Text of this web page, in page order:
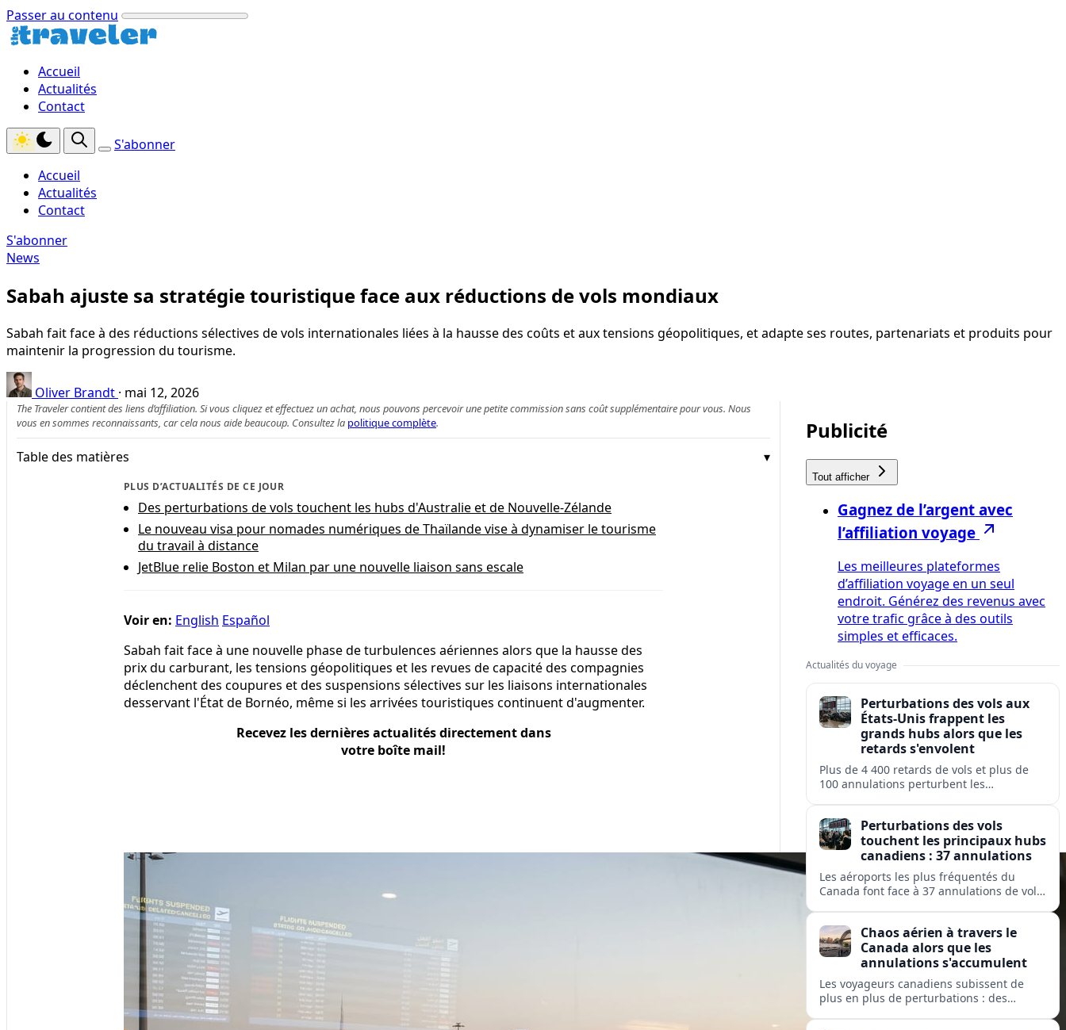
Passer au contenu
Accueil
Actualités
Contact
S'abonner
Accueil
Actualités
Contact
S'abonner
News
Sabah ajuste sa stratégie touristique face aux réductions de vols mondiaux
Sabah fait face à des réductions sélectives de vols internationales liées à la hausse des coûts et aux tensions géopolitiques, et adapte ses routes, partenariats et produits pour
maintenir la progression du tourisme.
Oliver Brandt · mai 12, 2026
The Traveler contient des liens d’affiliation. Si vous cliquez et effectuez un achat, nous pouvons percevoir une petite commission sans coût supplémentaire pour vous. Nous
vous en sommes reconnaissants, car cela nous aide beaucoup. Consultez la politique complète.
Table des matières
PLUS D’ACTUALITÉS DE CE JOUR
Des perturbations de vols touchent les hubs d'Australie et de Nouvelle-Zélande
Le nouveau visa pour nomades numériques de Thaïlande vise à dynamiser le tourisme
du travail à distance
JetBlue relie Boston et Milan par une nouvelle liaison sans escale
Voir en: English Español
Sabah fait face à une nouvelle phase de turbulences aériennes alors que la hausse des
prix du carburant, les tensions géopolitiques et les revues de capacité des compagnies
déclenchent des coupures et des suspensions sélectives sur les liaisons internationales
desservant l'État de Bornéo, même si les arrivées touristiques continuent d'augmenter.
Recevez les dernières actualités directement dans
votre boîte mail!
Publicité
Tout afficher
Gagnez de l’argent avec
l’affiliation voyage
Les meilleures plateformes
d’affiliation voyage en un seul
endroit. Générez des revenus avec
votre trafic grâce à des outils
simples et efficaces.
Actualités du voyage
Perturbations des vols aux
États-Unis frappent les
grands hubs alors que les
retards s'envolent
Plus de 4 400 retards de vols et plus de
100 annulations perturbent les
opérations des grandes compagnies
nationales et régionales.
Perturbations des vols
touchent les principaux hubs
canadiens : 37 annulations
Les aéroports les plus fréquentés du
Canada font face à 37 annulations de vols
par Air Canada, Jazz, Inuit et Pacific
Coastal.
Chaos aérien à travers le
Canada alors que les
annulations s'accumulent
Les voyageurs canadiens subissent de
plus en plus de perturbations : des